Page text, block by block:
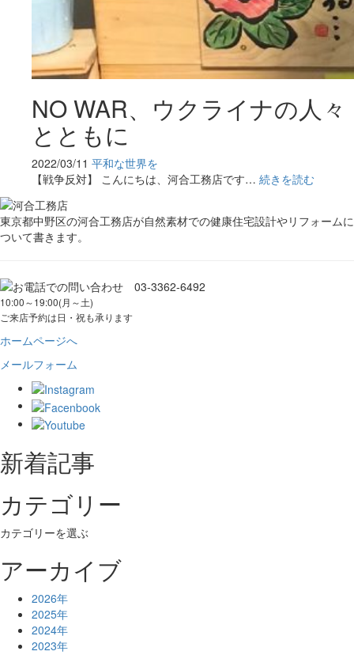
NO WAR、ウクライナの人々
とともに
2022/03/11 平和な世界を
【戦争反対】 こんにちは、河合⼯務店です… 続きを読む
東京都中野区の河合工務店が自然素材での健康住宅設計やリフォームに
ついて書きます。
10:00～19:00(月～土)
ご来店予約は日・祝も承ります
ホームページへ
メールフォーム
新着記事
カテゴリー
カテゴリーを選ぶ
アーカイブ
2026年
2025年
2024年
2023年